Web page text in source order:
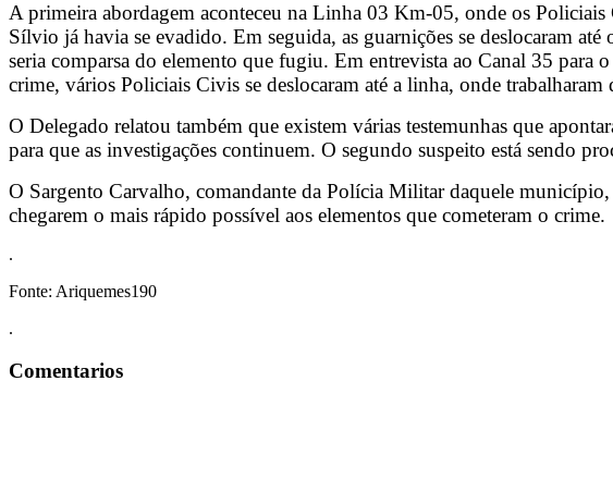
A primeira abordagem aconteceu na Linha 03 Km-05, onde os Policiais
Sílvio já havia se evadido. Em seguida, as guarnições se deslocaram
seria comparsa do elemento que fugiu. Em entrevista ao Canal 35
crime, vários Policiais Civis se deslocaram até a linha, onde
O Delegado relatou também que existem várias testemunhas que
para que as investigações continuem. O segundo suspeito está sendo
O Sargento Carvalho, comandante da Polícia Militar daquele
chegarem o mais rápido possível aos elementos que cometeram o crime.
.
Fonte: Ariquemes190
.
Comentarios